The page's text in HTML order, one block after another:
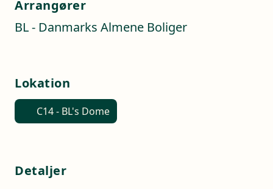
Arrangører
BL - Danmarks Almene Boliger
Lokation
C14 - BL's Dome
Detaljer